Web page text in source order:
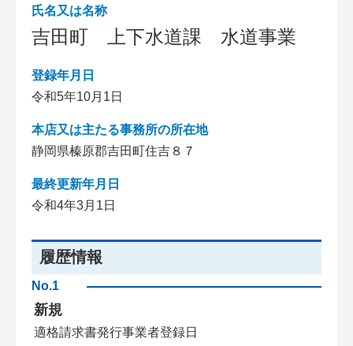
氏名又は名称
吉田町 上下水道課 水道事業
登録年月日
令和5年10月1日
本店又は主たる事務所の所在地
静岡県榛原郡吉田町住吉８７
最終更新年月日
令和4年3月1日
履歴情報
No.1
新規
適格請求書発行事業者登録日